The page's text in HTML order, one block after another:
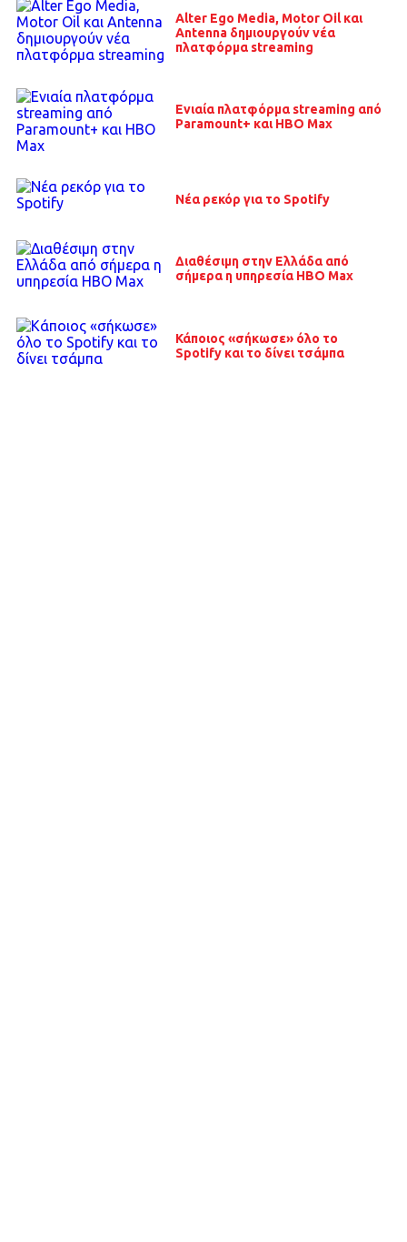
Alter Ego Media, Motor Oil και
Antenna δημιουργούν νέα
πλατφόρμα streaming
Ενιαία πλατφόρμα streaming από
Paramount+ και HBO Max
Νέα ρεκόρ για το Spotify
Διαθέσιμη στην Ελλάδα από
σήμερα η υπηρεσία HBO Max
Κάποιος «σήκωσε» όλο το
Spotify και το δίνει τσάμπα